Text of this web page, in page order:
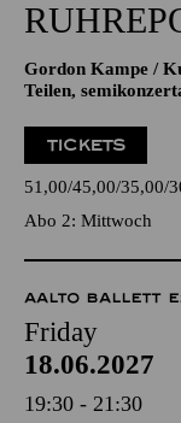
Gordon Kampe /
Teilen,
TICKETS
51,00 45,00 35,00
Abo 2: Mittwoch
AALTO BALLETT
Friday
18.06.2027
19:30 - 21:30